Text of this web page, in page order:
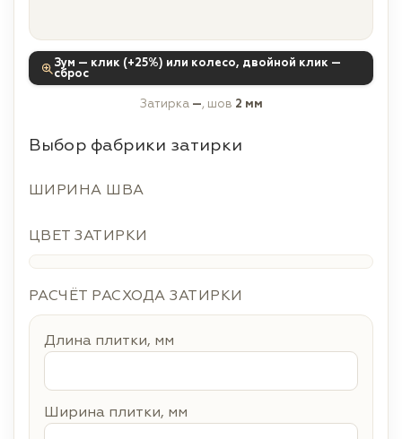
Зум — клик (+25%) или колесо, двойной клик —
сброс
Затирка —, шов 2 мм
Выбор фабрики затирки
ШИРИНА ШВА
ЦВЕТ ЗАТИРКИ
РАСЧЁТ РАСХОДА ЗАТИРКИ
Длина плитки, мм
Ширина плитки, мм